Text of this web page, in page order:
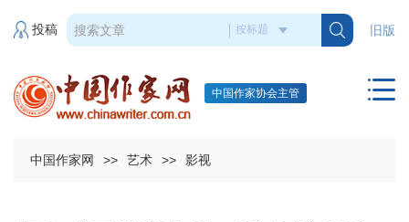
旧版
投稿
中国作家协会主管
中国作家网 >> 艺术 >> 影视